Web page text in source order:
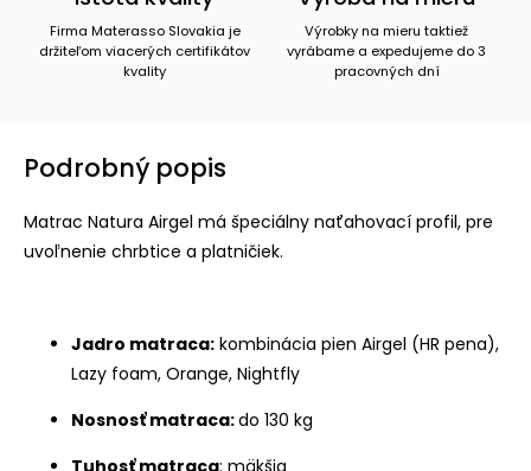
Firma Materasso Slovakia je
držiteľom viacerých certifikátov
kvality
Výrobky na mieru taktiež
vyrábame a expedujeme do 3
pracovných dní
Podrobný popis
Matrac Natura Airgel má špeciálny naťahovací profil, pre
uvoľnenie chrbtice a platničiek.
Jadro matraca: kombinácia pien Airgel (HR pena),
Lazy foam, Orange, Nightfly
Nosnosť matraca:do 130 kg
Tuhosť matraca: mäkšia